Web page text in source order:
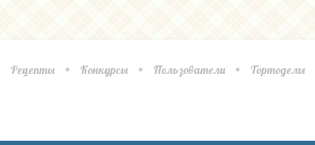
Рецепты Конкурсы Пользователи Тортоделы